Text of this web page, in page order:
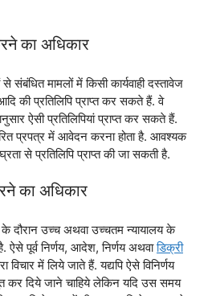
का अधिकार
संबंधित मामलों में किसी कार्यवाही दस्तावेज
की प्रतिलिपि प्राप्त कर सकते हैं. वे
ऐसी प्रतिलिपियां प्राप्त कर सकते हैं.
प्रपत्र में आवेदन करना होता है. आवश्यक
से प्रतिलिपि प्राप्त की जा सकती है.
का अधिकार
दौरान उच्च अथवा उच्चतम न्यायालय के
ऐसे पूर्व निर्णय, आदेश, निर्णय अथवाडिक्री
विचार में लिये जाते हैं. यद्यपि ऐसे विनिर्णय
कर दिये जाने चाहिये लेकिन यदि उस समय